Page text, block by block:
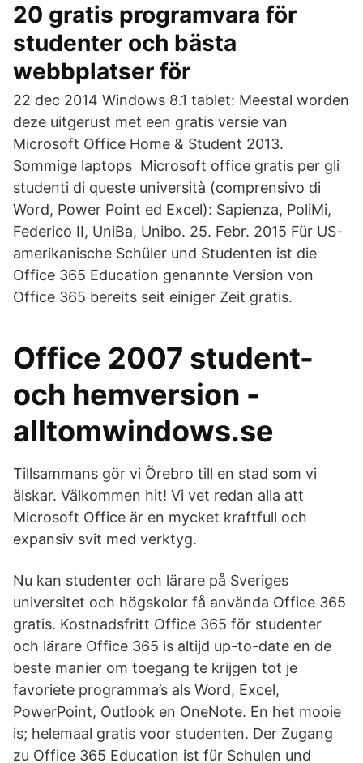
20 gratis programvara för
studenter och bästa
webbplatser för
22 dec 2014 Windows 8.1 tablet: Meestal worden
deze uitgerust met een gratis versie van
Microsoft Office Home & Student 2013.
Sommige laptops Microsoft office gratis per gli
studenti di queste università (comprensivo di
Word, Power Point ed Excel): Sapienza, PoliMi,
Federico II, UniBa, Unibo. 25. Febr. 2015 Für US-
amerikanische Schüler und Studenten ist die
Office 365 Education genannte Version von
Office 365 bereits seit einiger Zeit gratis.
Office 2007 student-
och hemversion -
alltomwindows.se
Tillsammans gör vi Örebro till en stad som vi
älskar. Välkommen hit! Vi vet redan alla att
Microsoft Office är en mycket kraftfull och
expansiv svit med verktyg.
Nu kan studenter och lärare på Sveriges
universitet och högskolor få använda Office 365
gratis. Kostnadsfritt Office 365 för studenter
och lärare Office 365 is altijd up-to-date en de
beste manier om toegang te krijgen tot je
favoriete programma’s als Word, Excel,
PowerPoint, Outlook en OneNote. En het mooie
is; helemaal gratis voor studenten. Der Zugang
zu Office 365 Education ist für Schulen und